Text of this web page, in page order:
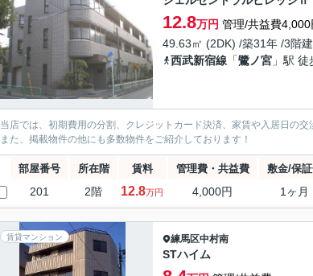
12.8万円 管理/共益費4,000
49.63㎡ (2DK) /築31年 /3階建
西武新宿線 「鷺ノ宮 」駅
当店では、初期費用の分割、クレジットカード決済、家賃や入居日の
また、掲載物件の他にも多数物件をご紹介しております！
部屋番号 所在階 賃料 管理費・共益費 敷金/保
201 2階 12.8万円 4,000円 1ヶ月
賃貸マンション 練馬区中村南
STハイム